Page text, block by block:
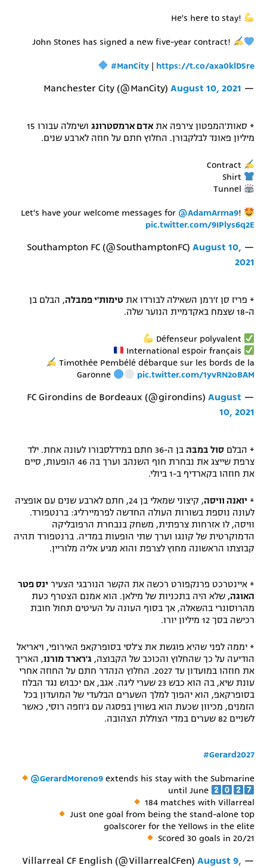
מדיניות פרטיות
לוח דרושים – ג'ובנט
תגיות
המגזין
גיימינג E-Sports
He's here to stay!
John Stones has signed a new five-year contract!
#ManCity | https://t.co/axa0klD5re
— Manchester City (@ManCity)
August 10, 2021
* סאות'המפטון צירפה את אדם ארמסטרונג
ושימלה עבורו 15
מיליון פאונד לבלקבורן. החלוץ חתם על חוזה לארבע שנים.
Contract
Shirt
Tunnel
Let's have your welcome messages for @AdamArma9!
pic.twitter.com/9IPlys6q2E
— Southampton FC (@SouthamptonFC)
August 10,
2021
* פריז סן ז'רמן השאילה לבורדו את טימות'י פמבלה, הבלם בן
ה-18 שצמח באקדמיית הנוער שלה.
Défenseur polyvalent
International espoir français
Timothée Pembélé débarque sur les bords de la
Garonne
pic.twitter.com/1yvRN2oBAM
— FC Girondins de Bordeaux (@girondins)
August
10, 2021
* הבלם סול במבה
בן ה-36 חתם במידלסבורו לעונה אחת. ילד
צרפת שייצג את נבחרת חוף השנהב וערך בה 46 הופעות, סיים
את חוזהו בקארדיף ב-1 ביולי.
* יואנה וויסה
, קיצוני שמאלי בן 24, חתם לארבע שנים עם אופציה
לעונה נוספת בשורות העולה החדשה לפרמיירליג: ברנטפורד.
וויסה, לו אזרחות צרפתית, משחק בנבחרת הרפובליקה
הדמוקרטית של קונגו וערך שתי הופעות במדיה. ברנטפורד תהיה
קבוצתו הראשונה מחוץ לצרפת והוא מגיע אליה מלוריין.
* איינטרכט פרנקפורט רכשה את הקשר הנורבגי הצעיר ינס פטר
האוגה, שלא היה בתכניות של מילאן. הוא אמנם הצטרף כעת
מהרוסונרי בהשאלה, אך בסוף העונה על העיטים תחול חובת
רכישה בסך 12 מיליון יורו.
* יממה לפני שהיא פוגשת את צ'לסי בסופרקאפ האירופי, ויאריאל
הודיעה על כך שהחלוץ והכוכב של הקבוצה, ג'רארד מורנו, האריך
את חוזהו במועדון עד 2027. החלוץ הנהדר חתם על החוזה אחרי
עונת שיא, בה הוא כבש 23 שערי ליגה. אגב, אם יכבוש נגד הבלוז
בסופרקאפ, הוא יהפוך למלך השערים הבלעדי של המועדון בכל
הזמנים, מכיוון שכעת הוא בשווין בפסגה עם ג'וזפה רוסי, כאשר
לשניים 82 שערים במדי הצוללת הצהובה.
#Gerard2027
@GerardMoreno9 extends his stay with the Submarine
until June
184 matches with Villarreal
Just one goal from being the stand-alone top
goalscorer for the Yellows in the elite
Scored 30 goals in 20/21
— Villarreal CF English (@VillarrealCFen)
August 9,